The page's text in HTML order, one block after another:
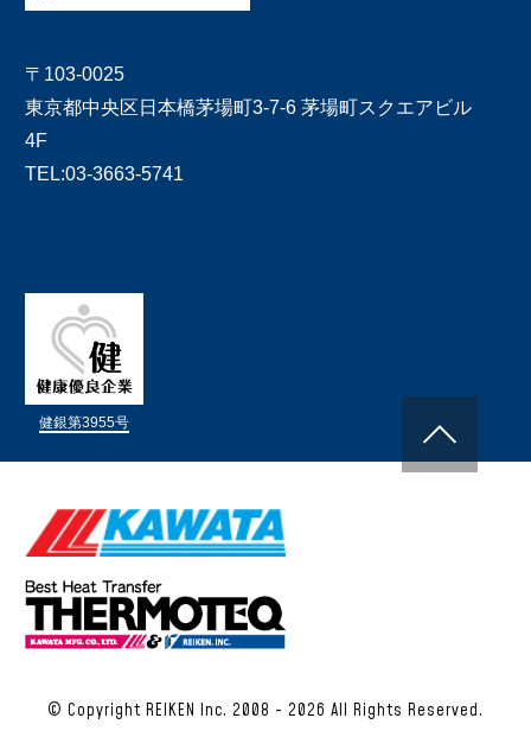
〒103-0025
東京都中央区日本橋茅場町3-7-6 茅場町スクエアビル
4F
TEL:03-3663-5741
健銀第3955号
© Copyright REIKEN Inc. 2008 - 2026 All Rights Reserved.